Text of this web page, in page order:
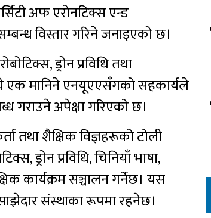
अफ एरोनटिक्स एन्ड
विस्तार गरिने जनाइएको छ।
ड्रोन प्रविधि तथा
एक मानिने एनयूएएसँगको सहकार्यले
गराउने अपेक्षा गरिएको छ।
तथा शैक्षिक विज्ञहरूको टोली
ड्रोन प्रविधि, चिनियाँ भाषा,
कार्यक्रम सञ्चालन गर्नेछ। यस
संस्थाका रूपमा रहनेछ।